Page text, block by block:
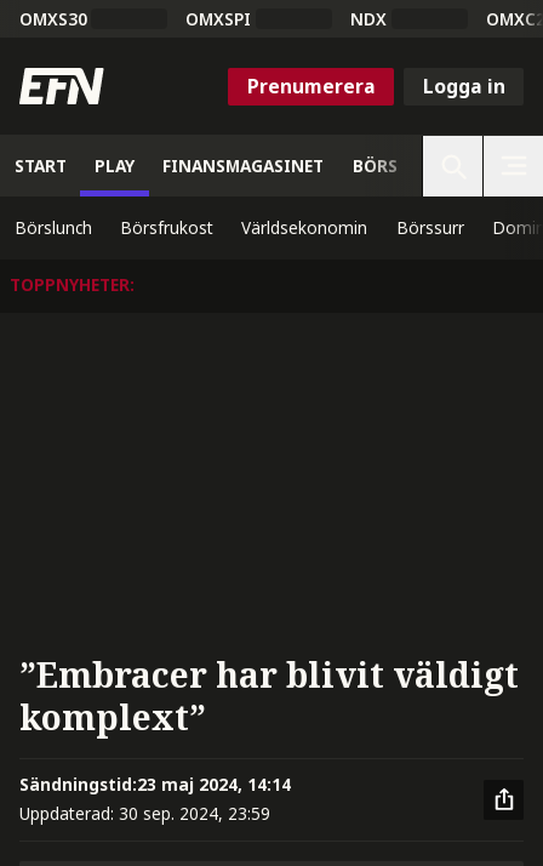
OMXS30 OMXSPI NDX
Prenumerera Logga in
START PLAY FINANSMAGASINET BÖRS
Börslunch Börsfrukost Världsekonomin Börssurr
TOPPNYHETER:
”Embracer har blivit väldigt
komplext”
Sändningstid:23 maj 2024, 14:14
Uppdaterad: 30 sep. 2024, 23:59